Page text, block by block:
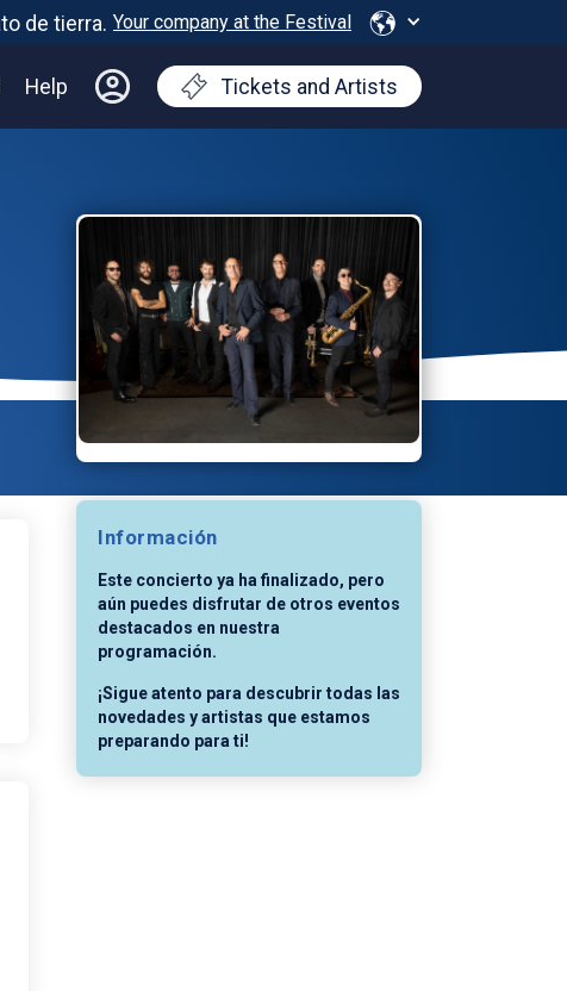
Your company at the Festival
Help Tickets and Artists
Información
Este concierto ya ha finalizado, pero
aún puedes disfrutar de otros eventos
destacados en nuestra
programación.
¡Sigue atento para descubrir todas las
novedades y artistas que estamos
preparando para ti!